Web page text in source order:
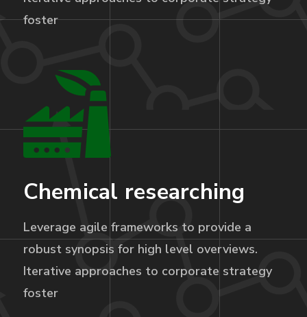
foster
Chemical researching
Leverage agile frameworks to provide a
robust synopsis for high level overviews.
Iterative approaches to corporate strategy
foster